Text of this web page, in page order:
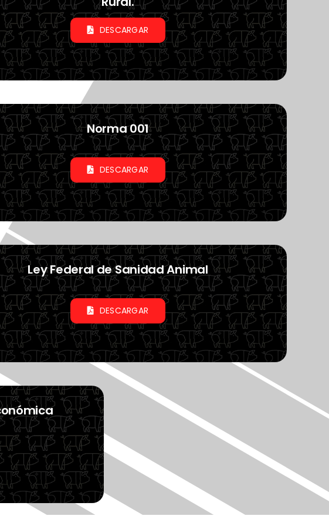
DESCARGAR
Norma 001
DESCARGAR
Ley Federal de Sanidad Animal
DESCARGAR